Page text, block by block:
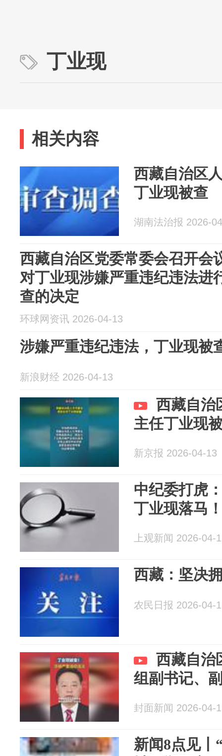
丁业现
相关内容
西藏自治区
丁业现被查
湖南法治报 2026-
西藏自治区党委常委会召开会
对丁业现涉嫌严重违纪违法进
查的决定
环球网资讯 2026-04-13
涉嫌严重违纪违法，丁业现被
新浪财经 2026-04-13
西藏自治
主任丁业现
新京报 2026-04-13
中纪委打虎
丁业现落马
上观新闻 2026-04-
西藏：坚决
农民日报 2026-04-
西藏自治
组副书记、
封面新闻 2026-04-
新闻8点见丨